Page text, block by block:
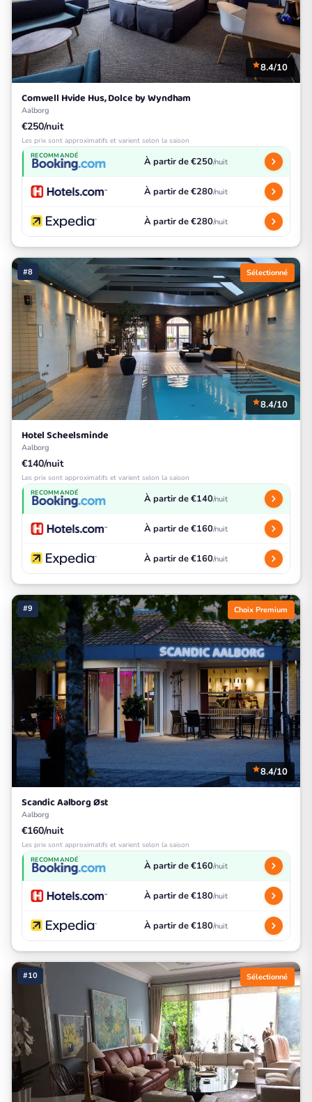
8.4/10
Comwell Hvide Hus, Dolce by Wyndham
Aalborg
€250/nuit
Les prix sont approximatifs et varient selon la saison
RECOMMANDÉ À partir de €250/nuit
À partir de €280/nuit
À partir de €280/nuit
#8 Sélectionné
8.4/10
Hotel Scheelsminde
Aalborg
€140/nuit
Les prix sont approximatifs et varient selon la saison
RECOMMANDÉ À partir de €140/nuit
À partir de €160/nuit
À partir de €160/nuit
#9 Choix Premium
8.4/10
Scandic Aalborg Øst
Aalborg
€160/nuit
Les prix sont approximatifs et varient selon la saison
RECOMMANDÉ À partir de €160/nuit
À partir de €180/nuit
À partir de €180/nuit
#10 Sélectionné